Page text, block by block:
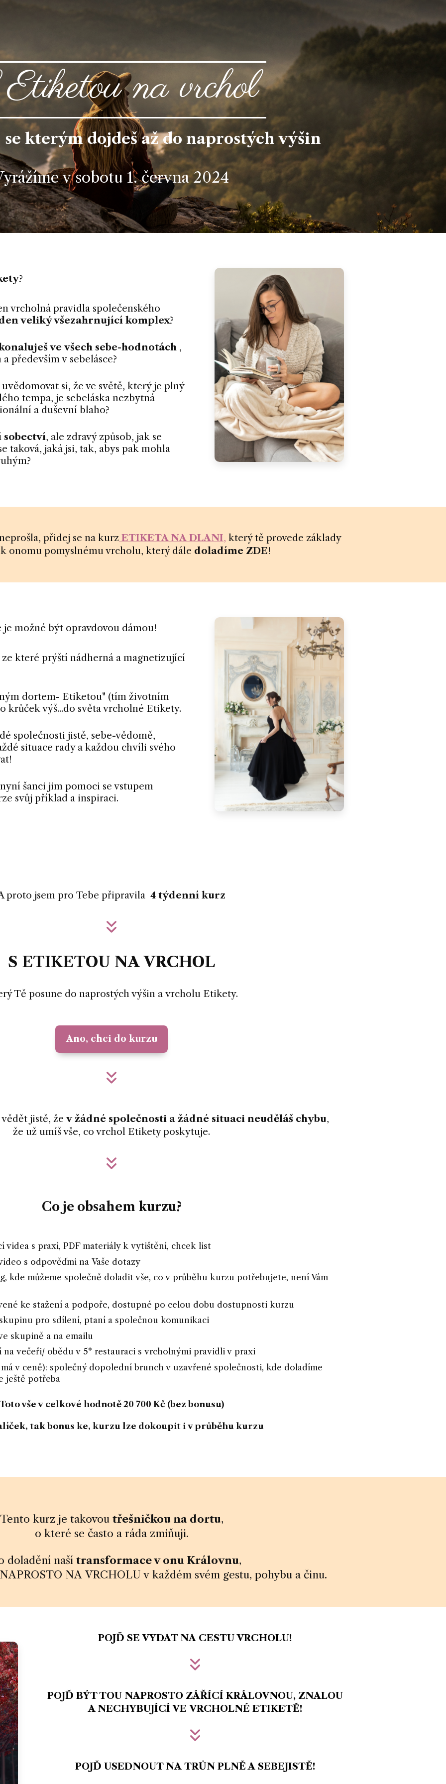
na vrchol
kterým dojdeš až do naprostých výšin
v sobotu 1. června 2024
?
vrcholná pravidla společenského
veliký všezahrnující komplex?
ve všech sebe-hodnotách ,
především v sebelásce?
si, že ve světě, který je plný
tempa, je sebeláska nezbytná
a duševní blaho?
sobectví, ale zdravý způsob, jak se
taková, jaká jsi, tak, abys pak mohla
přidej se na kurz ETIKETA NA DLANI, který tě provede základy
onomu pomyslnému vrcholu, který dále doladíme ZDE!
je možné být opravdovou dámou!
které prýští nádherná a magnetizující
dortem- Etiketou" (tím životním
krůček výš...do světa vrcholné Etikety.
společnosti jistě, sebe-vědomě,
situace rady a každou chvíli svého
šanci jim pomoci se vstupem
svůj příklad a inspiraci.
proto jsem pro Tebe připravila 4 týdenní kurz
S ETIKETOU NA VRCHOL
Tě posune do naprostých výšin a vrcholu Etikety.
Ano, chci do kurzu
jistě, že v žádné společnosti a žádné situaci neuděláš chybu,
že už umíš vše, co vrchol Etikety poskytuje.
Co je obsahem kurzu?
videa s praxí, PDF materiály k vytištění, chcek list
s odpověďmi na Vaše dotazy
kde můžeme společně doladit vše, co v průběhu kurzu potřebujete, není Vám
ke stažení a podpoře, dostupné po celou dobu dostupnosti kurzu
pro sdílení, ptaní a společnou komunikaci
skupině a na emailu
na večeři/ obědu v 5* restauraci s vrcholnými pravidli v praxi
v ceně): společný dopolední brunch v uzavřené společnosti, kde doladíme
ještě potřeba
vše v celkové hodnotě 20 700 Kč (bez bonusu)
tak bonus ke, kurzu lze dokoupit i v průběhu kurzu
Tento kurz je takovou třešničkou na dortu,
o které se často a ráda zmiňuji.
doladění naší transformace v onu Královnu,
NA VRCHOLU v každém svém gestu, pohybu a činu.
POJĎ SE VYDAT NA CESTU VRCHOLU!
POJĎ BÝT TOU NAPROSTO ZÁŘÍCÍ KRÁLOVNOU, ZNALOU
A NECHYBUJÍCÍ VE VRCHOLNÉ ETIKETĚ!
POJĎ USEDNOUT NA TRŮN PLNĚ A SEBEJISTĚ!